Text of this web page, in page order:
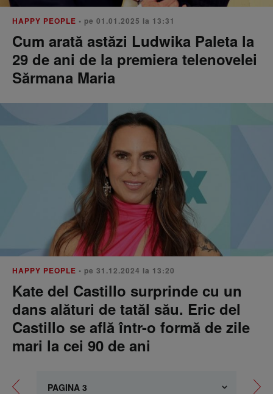
HAPPY PEOPLE • pe 01.01.2025 la 13:31
Cum arată astăzi Ludwika Paleta la
29 de ani de la premiera telenovelei
Sărmana Maria
HAPPY PEOPLE • pe 31.12.2024 la 13:20
Kate del Castillo surprinde cu un
dans alături de tatăl său. Eric del
Castillo se află într-o formă de zile
mari la cei 90 de ani